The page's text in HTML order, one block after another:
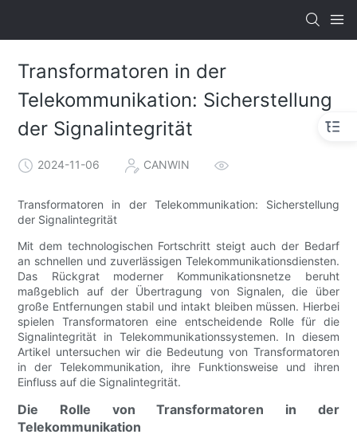
Transformatoren in der
Telekommunikation: Sicherstellung
der Signalintegrität
2024-11-06 CANWIN
Transformatoren in der Telekommunikation: Sicherstellung
der Signalintegrität
Mit dem technologischen Fortschritt steigt auch der Bedarf
an schnellen und zuverlässigen Telekommunikationsdiensten.
Das Rückgrat moderner Kommunikationsnetze beruht
maßgeblich auf der Übertragung von Signalen, die über
große Entfernungen stabil und intakt bleiben müssen. Hierbei
spielen Transformatoren eine entscheidende Rolle für die
Signalintegrität in Telekommunikationssystemen. In diesem
Artikel untersuchen wir die Bedeutung von Transformatoren
in der Telekommunikation, ihre Funktionsweise und ihren
Einfluss auf die Signalintegrität.
Die Rolle von Transformatoren in der
Telekommunikation